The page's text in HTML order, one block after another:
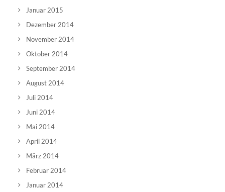
Januar 2015
Dezember 2014
November 2014
Oktober 2014
September 2014
August 2014
Juli 2014
Juni 2014
Mai 2014
April 2014
März 2014
Februar 2014
Januar 2014